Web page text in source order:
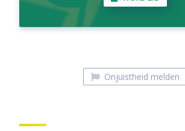
Onjuistheid melden